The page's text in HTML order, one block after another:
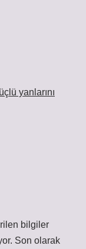
yanlarını
bilgiler
Son olarak